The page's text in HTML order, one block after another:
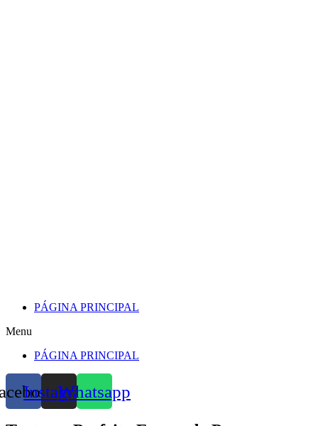
PÁGINA PRINCIPAL
Menu
PÁGINA PRINCIPAL
InstagramWhatsapp